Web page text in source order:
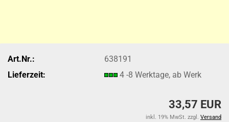
Art.Nr.:
638191
Lieferzeit:
4 -8 Werktage, ab Werk
33,57 EUR
inkl. 19% MwSt. zzgl. Versand